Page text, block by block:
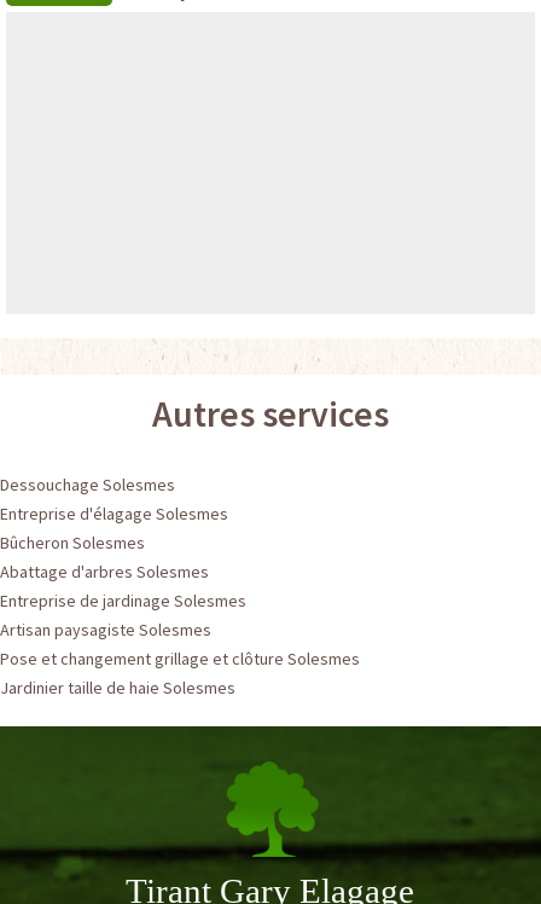
Autres services
Dessouchage Solesmes
Entreprise d'élagage Solesmes
Bûcheron Solesmes
Abattage d'arbres Solesmes
Entreprise de jardinage Solesmes
Artisan paysagiste Solesmes
Pose et changement grillage et clôture Solesmes
Jardinier taille de haie Solesmes
Tirant Gary Elagage